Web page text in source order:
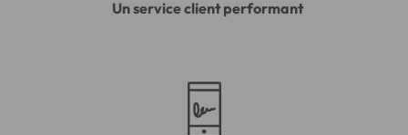
Un service client performant